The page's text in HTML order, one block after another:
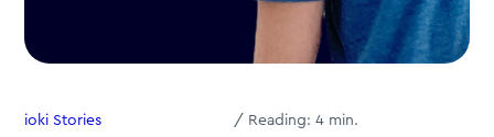
ioki Stories / Reading: 4 min.